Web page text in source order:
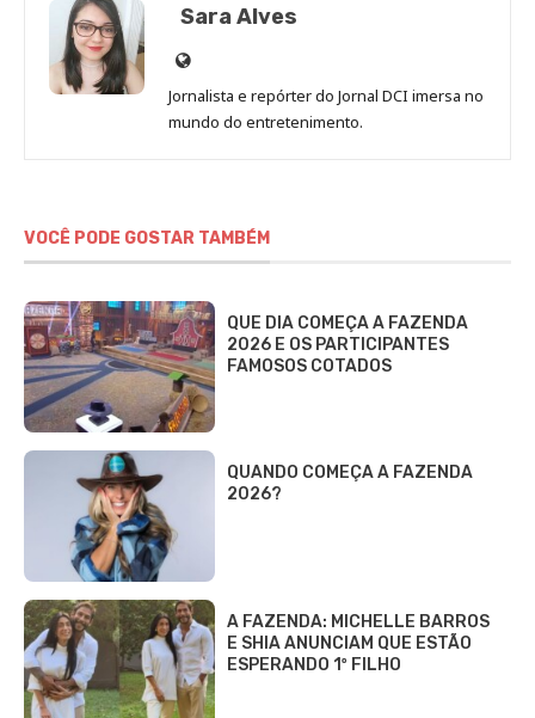
Sara Alves
Site
de
Sara
Jornalista e repórter do Jornal DCI imersa no
mundo do entretenimento.
VOCÊ PODE GOSTAR TAMBÉM
QUE DIA COMEÇA A FAZENDA
2026 E OS PARTICIPANTES
FAMOSOS COTADOS
QUANDO COMEÇA A FAZENDA
2026?
A FAZENDA: MICHELLE BARROS
E SHIA ANUNCIAM QUE ESTÃO
ESPERANDO 1º FILHO